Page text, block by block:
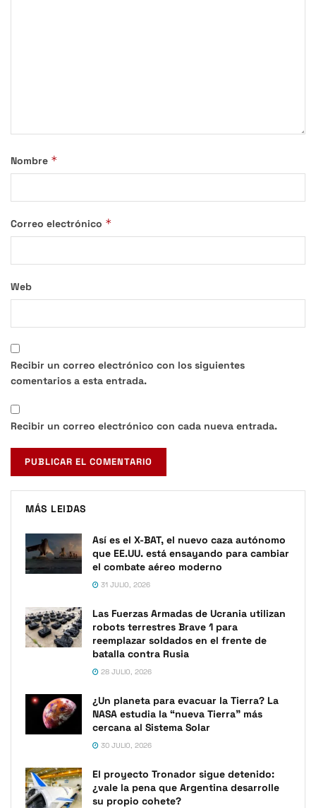
Nombre *
Correo electrónico *
Web
Recibir un correo electrónico con los siguientes
comentarios a esta entrada.
Recibir un correo electrónico con cada nueva entrada.
MÁS LEIDAS
Así es el X-BAT, el nuevo caza autónomo
que EE.UU. está ensayando para cambiar
el combate aéreo moderno
31 JULIO, 2026
Las Fuerzas Armadas de Ucrania utilizan
robots terrestres Brave 1 para
reemplazar soldados en el frente de
batalla contra Rusia
28 JULIO, 2026
¿Un planeta para evacuar la Tierra? La
NASA estudia la “nueva Tierra” más
cercana al Sistema Solar
30 JULIO, 2026
El proyecto Tronador sigue detenido:
¿vale la pena que Argentina desarrolle
su propio cohete?